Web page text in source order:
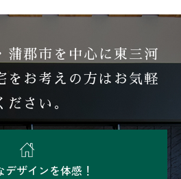
蒲郡市を中心に東三河
を お考えの方はお気軽
ださい。
デザインを体感！